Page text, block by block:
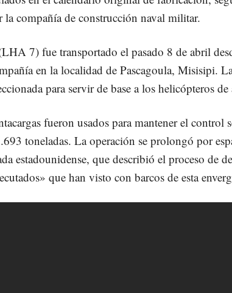
la compañía de construcción naval militar.
7) fue transportado el pasado 8 de abril
en la localidad de Pascagoula, Misisipi.
para servir de base a los helicópteros de
fueron usados para mantener el control
toneladas. La operación se prolongó por
estadounidense, que describió el proceso de
que han visto con barcos de esta